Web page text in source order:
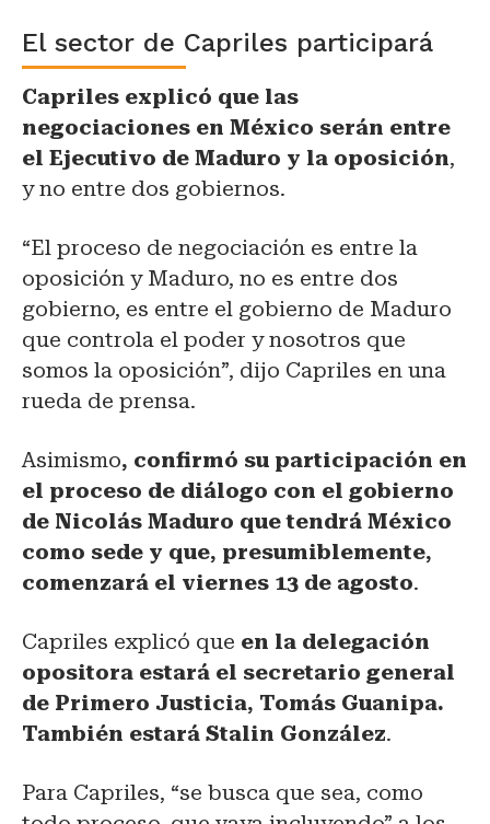
El sector de Capriles participará
Capriles explicó que las
negociaciones en México serán entre
el Ejecutivo de Maduro y la oposición,
y no entre dos gobiernos.
“El proceso de negociación es entre la
oposición y Maduro, no es entre dos
gobierno, es entre el gobierno de Maduro
que controla el poder y nosotros que
somos la oposición”, dijo Capriles en una
rueda de prensa.
Asimismo, confirmó su participación en
el proceso de diálogo con el gobierno
de Nicolás Maduro que tendrá México
como sede y que, presumiblemente,
comenzará el viernes 13 de agosto.
Capriles explicó que en la delegación
opositora estará el secretario general
de Primero Justicia, Tomás Guanipa.
También estará Stalin González.
Para Capriles, “se busca que sea, como